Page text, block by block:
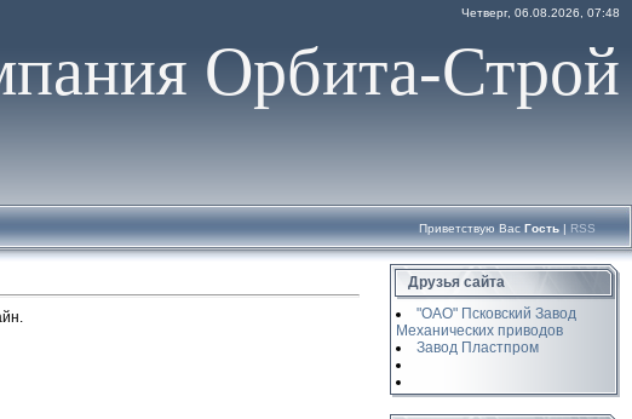
Четверг, 06.08.2026, 07:48
Орбита-Строй
Приветствую Вас Гость | RSS
Друзья сайта
"ОАО" Псковский Завод
Механических приводов
Завод Пластпром